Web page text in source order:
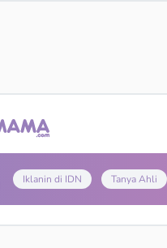
Iklanin di IDN Tanya Ahli